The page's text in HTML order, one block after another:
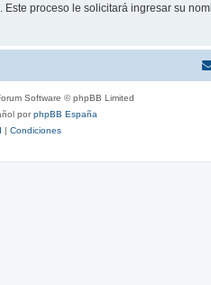
proceso le solicitará ingresar su
Software © phpBB Limited
porphpBB España
| Condiciones